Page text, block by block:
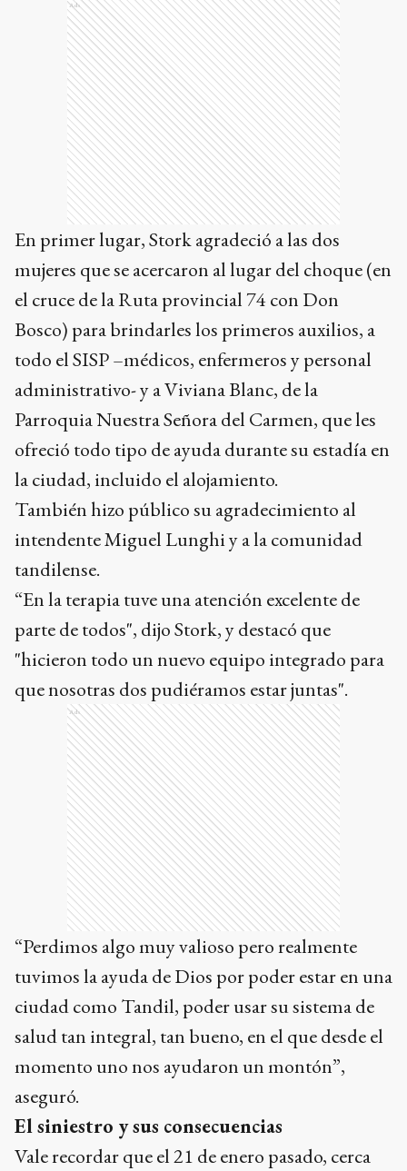
Ads
En primer lugar, Stork agradeció a las dos
mujeres que se acercaron al lugar del choque (en
el cruce de la Ruta provincial 74 con Don
Bosco) para brindarles los primeros auxilios, a
todo el SISP –médicos, enfermeros y personal
administrativo- y a Viviana Blanc, de la
Parroquia Nuestra Señora del Carmen, que les
ofreció todo tipo de ayuda durante su estadía en
la ciudad, incluido el alojamiento.
También hizo público su agradecimiento al
intendente Miguel Lunghi y a la comunidad
tandilense.
“En la terapia tuve una atención excelente de
parte de todos", dijo Stork, y destacó que
"hicieron todo un nuevo equipo integrado para
que nosotras dos pudiéramos estar juntas".
Ads
“Perdimos algo muy valioso pero realmente
tuvimos la ayuda de Dios por poder estar en una
ciudad como Tandil, poder usar su sistema de
salud tan integral, tan bueno, en el que desde el
momento uno nos ayudaron un montón”,
aseguró.
El siniestro y sus consecuencias
Vale recordar que el 21 de enero pasado, cerca